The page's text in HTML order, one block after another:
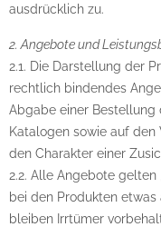
ausdrücklich zu.
2. Angebote und
2.1. Die Darstellung der
rechtlich bindendes
Abgabe einer Bestellung
Katalogen sowie auf
den Charakter einer
2.2. Alle Angebote gelten
bei den Produkten
bleiben Irrtümer